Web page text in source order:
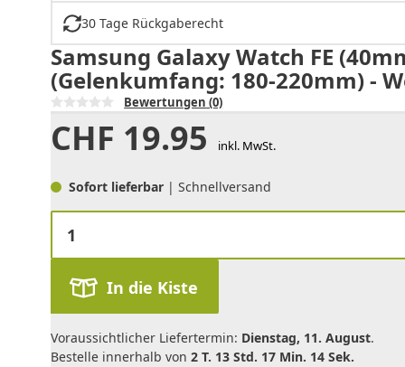
30 Tage Rückgaberecht
Samsung Galaxy Watch FE
(Gelenkumfang: 180-220mm) -
Bewertungen (0)
CHF 19.95 inkl. MwSt.
Sofort lieferbar | Schnellversand
In die Kiste
Voraussichtlicher Liefertermin: Dienstag, 11. August.
Bestelle innerhalb von 2 T. 13 Std. 17 Min. 14 Sek.